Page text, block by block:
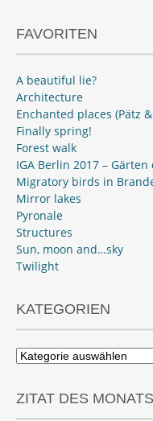
FAVORITEN
A beautiful lie?
Architecture
Enchanted places (Pätz
Finally spring!
Forest walk
IGA Berlin 2017 –
Migratory birds in
Mirror lakes
Pyronale
Structures
Sun, moon and…sky
Twilight
KATEGORIEN
Kategorien
ZITAT DES MONATS